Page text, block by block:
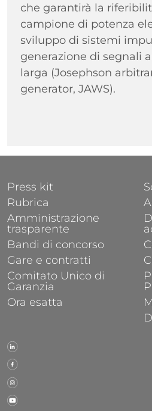
che garantirà la
campione di potenza
sviluppo di sistemi
generazione di segnali
larga (Josephson
generator, JAWS).
FOOTER 1
Press kit
Rubrica
Amministrazione
trasparente
Bandi di concorso
Gare e contratti
Comitato Unico di
Garanzia
Ora esatta